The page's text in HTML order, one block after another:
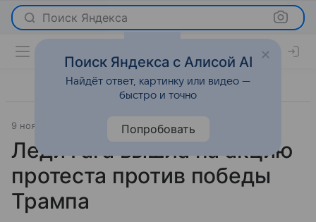
Поиск Яндекса
9 ноября 2016 Светская жизнь
Леди Гага вышла на акцию
протеста против победы
Трампа
Поиск Яндекса с Алисой AI
Найдёт ответ, картинку или видео —
быстро и точно
Попробовать